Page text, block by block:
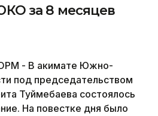
за 8 месяцев
- В акимате Южно-
под председательством
Туймебаева состоялось
На повестке дня было